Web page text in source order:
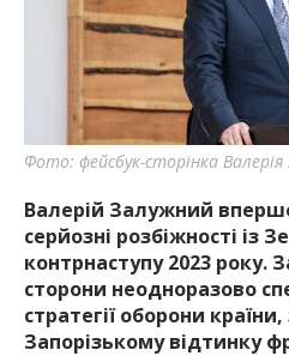
міста
Фото: фейсбук-сторінка
Валерій Залужний
серйозні розбіжності із
контрнаступу 2023 року.
сторони неодноразово
стратегії оборони
Запорізькому відтинку